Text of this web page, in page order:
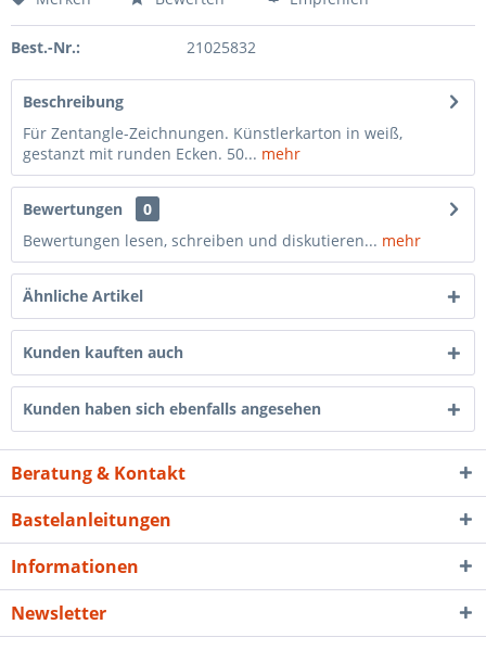
Best.-Nr.: 21025832
Beschreibung
Für Zentangle-Zeichnungen. Künstlerkarton in weiß,
gestanzt mit runden Ecken. 50... mehr
Bewertungen
0
Bewertungen lesen, schreiben und diskutieren... mehr
Ähnliche Artikel
Kunden kauften auch
Kunden haben sich ebenfalls angesehen
Beratung & Kontakt
Bastelanleitungen
Informationen
Newsletter